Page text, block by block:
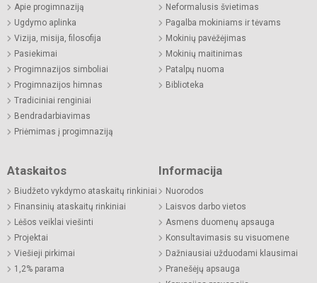
Apie progimnaziją
Ugdymo aplinka
Vizija, misija, filosofija
Pasiekimai
Progimnazijos simboliai
Progimnazijos himnas
Tradiciniai renginiai
Bendradarbiavimas
Priėmimas į progimnaziją
Neformalusis švietimas
Pagalba mokiniams ir tėvams
Mokinių pavėžėjimas
Mokinių maitinimas
Patalpų nuoma
Biblioteka
Ataskaitos
Biudžeto vykdymo ataskaitų rinkiniai
Finansinių ataskaitų rinkiniai
Lėšos veiklai viešinti
Projektai
Viešieji pirkimai
1,2% parama
Informacija
Nuorodos
Laisvos darbo vietos
Asmens duomenų apsauga
Konsultavimasis su visuomene
Dažniausiai užduodami klausimai
Pranešėjų apsauga